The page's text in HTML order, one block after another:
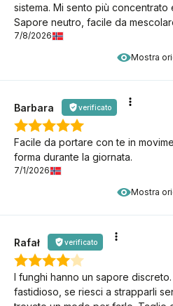
Mostra
sistema. Mi sento più concentrato
Sapore neutro, facile da
7/8/2026
Mostra
Barbara verificato
Facile da portare con te in
forma durante la giornata.
7/1/2026
Rafał verificato
I funghi hanno un sapore
fastidioso, se riesci a strapparli